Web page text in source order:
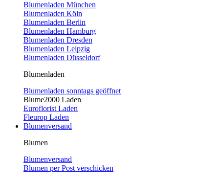
Blumenladen München
Blumenladen Köln
Blumenladen Berlin
Blumenladen Hamburg
Blumenladen Dresden
Blumenladen Leipzig
Blumenladen Düsseldorf
Blumenladen
Blumenladen sonntags geöffnet
Blume2000 Laden
Euroflorist Laden
Fleurop Laden
Blumenversand
Blumen
Blumenversand
Blumen per Post verschicken